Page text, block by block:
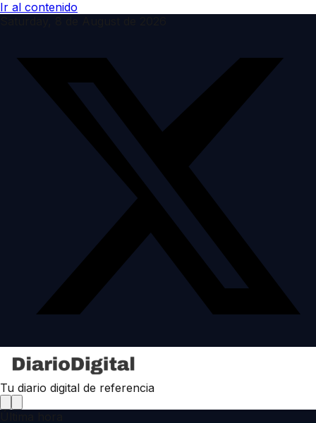
Ir al contenido
Tu diario digital de referencia